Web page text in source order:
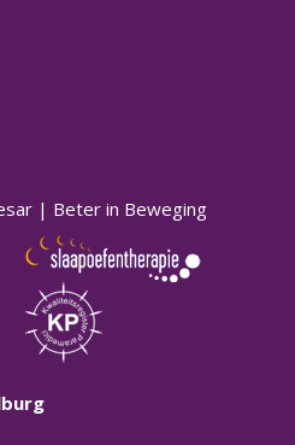
| Beter in Beweging